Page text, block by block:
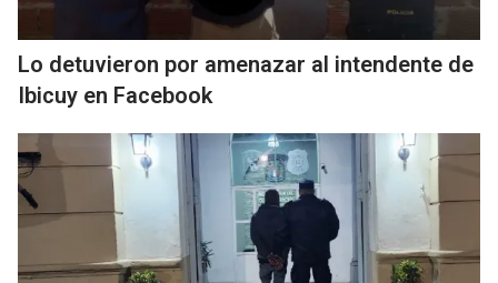
Lo detuvieron por amenazar al intendente de
Ibicuy en Facebook